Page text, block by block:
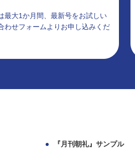
最大1か月間、最新号をお試しい
わせフォームよりお申し込みくだ
『月刊朝礼』サンプル